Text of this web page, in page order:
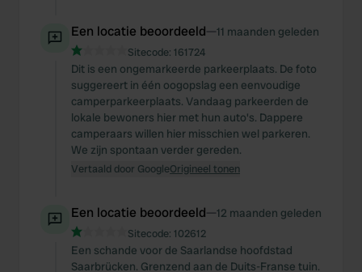
Een locatie beoordeeld—11 maanden geleden
Sitecode: 161724
Dit is een ongemarkeerde parkeerplaats. De foto
suggereert in één oogopslag een eenvoudige
camperparkeerplaats. Vandaag parkeerden de
lokale bewoners hier met hun auto's. Dappere
camperaars willen hier misschien wel parkeren.
We zijn spontaan verder gereden.
Vertaald door GoogleOrigineel tonen
Een locatie beoordeeld—12 maanden geleden
Sitecode: 102612
Een schande voor de Saarlandse hoofdstad
Saarbrücken. Grenzend aan de Duits-Franse tuin.